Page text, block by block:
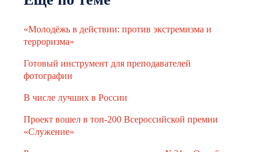
«Молодёжь в действии: против экстремизма и
терроризма»
Готовый инструмент для преподавателей
фотографии
В числе лучших в России
Проект вошел в топ-200 Всероссийской премии
«Служение»